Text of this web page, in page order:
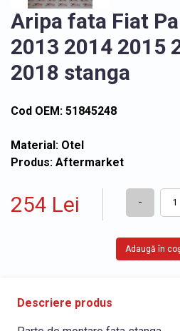
Aripa fata Fiat
2013 2014 2015
2018 stanga
Cod OEM: 51845248
Material: Otel
Produs: Aftermarket
254 Lei -
Adaugă în
Descriere produs